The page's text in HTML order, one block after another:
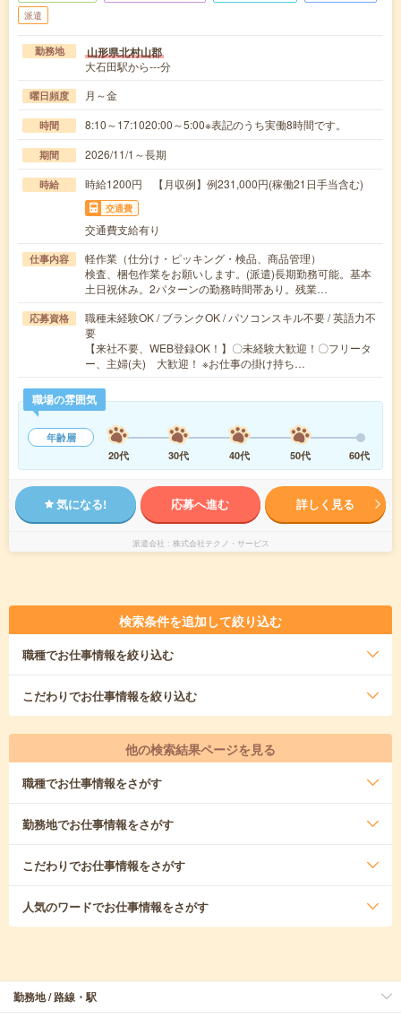
派遣
勤務地 山形県北村山郡
大石田駅から---分
曜日頻度 月～金
時間 8:10～17:1020:00～5:00※表記のうち実働8時間です。
期間 2026/11/1～長期
時給 時給1200円 【月収例】例231,000円(稼働21日手当含む)
交通費
交通費支給有り
仕事内容
軽作業（仕分け・ピッキング・検品、商品管理）
検査、梱包作業をお願いします。(派遣)長期勤務可能。基本
土日祝休み。2パターンの勤務時間帯あり。残業…
応募資格
職種未経験OK / ブランクOK / パソコンスキル不要 / 英語力不
要
【来社不要、WEB登録OK！】〇未経験大歓迎！〇フリータ
ー、主婦(夫) 大歓迎！ ※お仕事の掛け持ち…
職場の雰囲気
年齢層
20代
30代 40代 50代 60代
気になる! 応募へ進む 詳しく見る
派遣会社 株式会社テクノ・サービス
検索条件を追加して絞り込む
職種でお仕事情報を絞り込む
こだわりでお仕事情報を絞り込む
他の検索結果ページを見る
職種でお仕事情報をさがす
勤務地でお仕事情報をさがす
こだわりでお仕事情報をさがす
人気のワードでお仕事情報をさがす
勤務地 / 路線・駅